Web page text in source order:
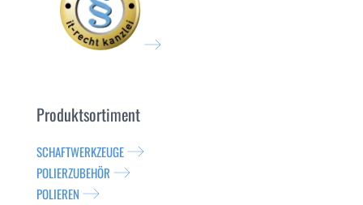
Produktsortiment
SCHAFTWERKZEUGE
POLIERZUBEHÖR
POLIEREN